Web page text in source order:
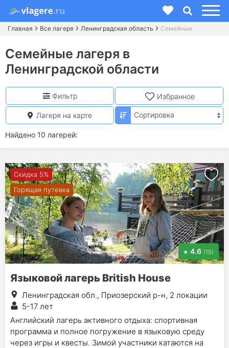
Главная Все лагеря Ленинградская область Семейные
Семейные лагеря в
Ленинградской области
Найдено 10 лагерей:
Фильтр Избранное
Лагеря на карте
Скидка 5%
Горящая путевка
4.6 (15)
Языковой лагерь British House
Ленинградская обл., Приозерский р-н, 2 локации
5-17 лет
Английский лагерь активного отдыха: спортивная
программа и полное погружение в языковую среду
через игры и квесты. Зимой участники катаются на